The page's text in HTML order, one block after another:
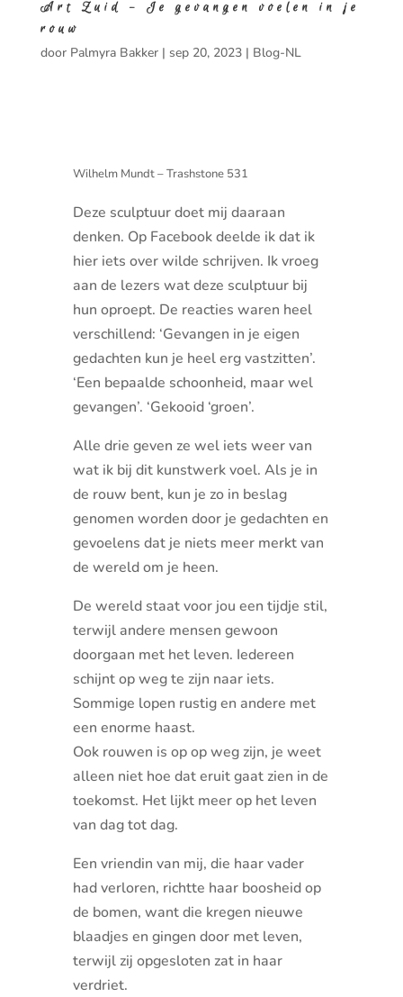
Art Zuid – Je gevangen voelen in je
rouw
door Palmyra Bakker| sep 20, 2023| Blog-NL
Wilhelm Mundt – Trashstone 531
Deze sculptuur doet mij daaraan
denken. Op Facebook deelde ik dat ik
hier iets over wilde schrijven. Ik vroeg
aan de lezers wat deze sculptuur bij
hun oproept. De reacties waren heel
verschillend: ‘Gevangen in je eigen
gedachten kun je heel erg vastzitten’.
‘Een bepaalde schoonheid, maar wel
gevangen’. ‘Gekooid ‘groen’.
Alle drie geven ze wel iets weer van
wat ik bij dit kunstwerk voel. Als je in
de rouw bent, kun je zo in beslag
genomen worden door je gedachten en
gevoelens dat je niets meer merkt van
de wereld om je heen.
De wereld staat voor jou een tijdje stil,
terwijl andere mensen gewoon
doorgaan met het leven. Iedereen
schijnt op weg te zijn naar iets.
Sommige lopen rustig en andere met
een enorme haast.
Ook rouwen is op op weg zijn, je weet
alleen niet hoe dat eruit gaat zien in de
toekomst. Het lijkt meer op het leven
van dag tot dag.
Een vriendin van mij, die haar vader
had verloren, richtte haar boosheid op
de bomen, want die kregen nieuwe
blaadjes en gingen door met leven,
terwijl zij opgesloten zat in haar
verdriet.